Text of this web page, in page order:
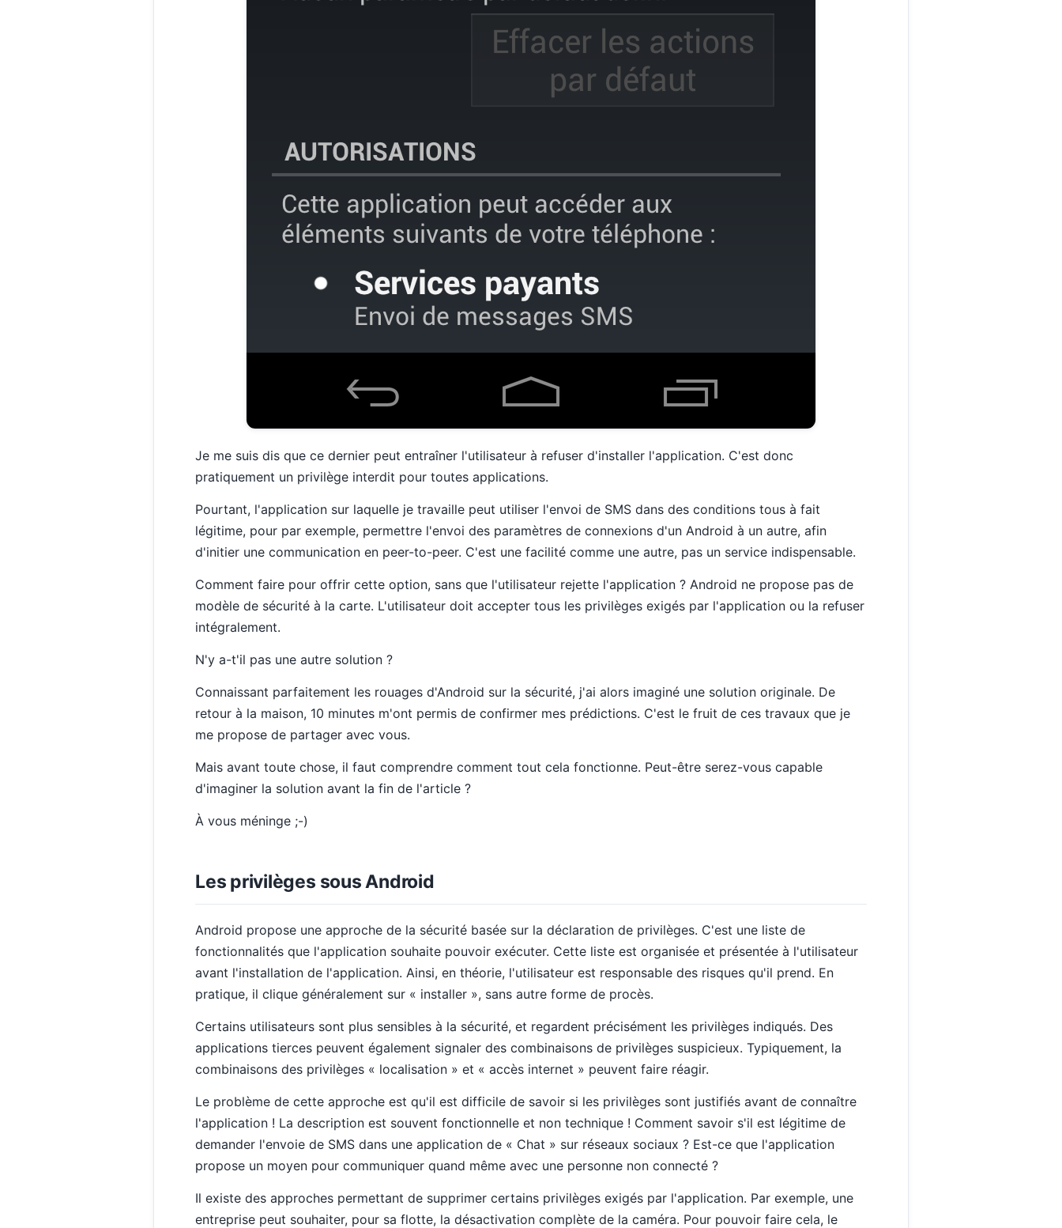
Je me suis dis que ce dernier peut entraîner l'utilisateur à refuser d'installer l'application. C'est donc
pratiquement un privilège interdit pour toutes applications.
Pourtant, l'application sur laquelle je travaille peut utiliser l'envoi de SMS dans des conditions tous à fait
légitime, pour par exemple, permettre l'envoi des paramètres de connexions d'un Android à un autre, afin
d'initier une communication en peer-to-peer. C'est une facilité comme une autre, pas un service indispensable.
Comment faire pour offrir cette option, sans que l'utilisateur rejette l'application ? Android ne propose pas de
modèle de sécurité à la carte. L'utilisateur doit accepter tous les privilèges exigés par l'application ou la refuser
intégralement.
N'y a-t'il pas une autre solution ?
Connaissant parfaitement les rouages d'Android sur la sécurité, j'ai alors imaginé une solution originale. De
retour à la maison, 10 minutes m'ont permis de confirmer mes prédictions. C'est le fruit de ces travaux que je
me propose de partager avec vous.
Mais avant toute chose, il faut comprendre comment tout cela fonctionne. Peut-être serez-vous capable
d'imaginer la solution avant la fin de l'article ?
À vous méninge ;-)
Les privilèges sous Android
Android propose une approche de la sécurité basée sur la déclaration de privilèges. C'est une liste de
fonctionnalités que l'application souhaite pouvoir exécuter. Cette liste est organisée et présentée à l'utilisateur
avant l'installation de l'application. Ainsi, en théorie, l'utilisateur est responsable des risques qu'il prend. En
pratique, il clique généralement sur « installer », sans autre forme de procès.
Certains utilisateurs sont plus sensibles à la sécurité, et regardent précisément les privilèges indiqués. Des
applications tierces peuvent également signaler des combinaisons de privilèges suspicieux. Typiquement, la
combinaisons des privilèges « localisation » et « accès internet » peuvent faire réagir.
Le problème de cette approche est qu'il est difficile de savoir si les privilèges sont justifiés avant de connaître
l'application ! La description est souvent fonctionnelle et non technique ! Comment savoir s'il est légitime de
demander l'envoie de SMS dans une application de « Chat » sur réseaux sociaux ? Est-ce que l'application
propose un moyen pour communiquer quand même avec une personne non connecté ?
Il existe des approches permettant de supprimer certains privilèges exigés par l'application. Par exemple, une
entreprise peut souhaiter, pour sa flotte, la désactivation complète de la caméra. Pour pouvoir faire cela, le